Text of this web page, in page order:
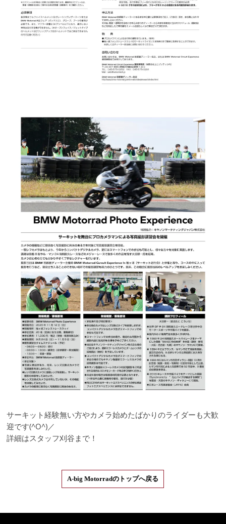
サーキット経験無い方やカメラ始めたばかりのライダーも大歓
迎です(^O^)／
詳細はスタッフ刈谷まで！
A-big Motorradのトップへ戻る